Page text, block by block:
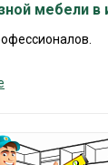
мебели в